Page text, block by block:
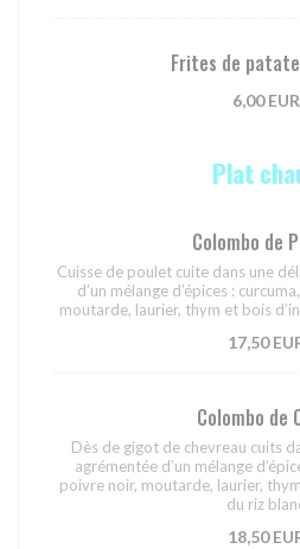
Frites de
6,00 EUR
Plat
Colombo de
Cuisse de poulet cuite dans une
d’un mélange d’épices :
moutarde, laurier, thym et bois
17,50
Colombo de
Dès de gigot de chevreau cuits
agrémentée d’un mélange
poivre noir, moutarde, laurier,
du riz
18,50